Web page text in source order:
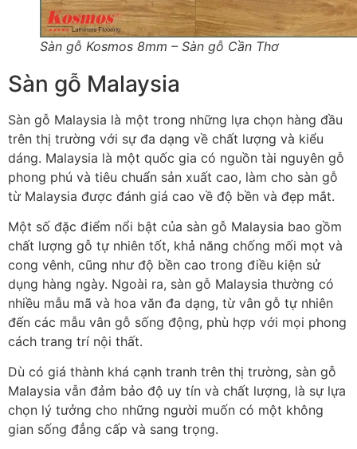
Sàn gỗ Kosmos 8mm – Sàn gỗ Cần Thơ
Sàn gỗ Malaysia
Sàn gỗ Malaysia là một trong những lựa chọn hàng đầu
trên thị trường với sự đa dạng về chất lượng và kiểu
dáng. Malaysia là một quốc gia có nguồn tài nguyên gỗ
phong phú và tiêu chuẩn sản xuất cao, làm cho sàn gỗ
từ Malaysia được đánh giá cao về độ bền và đẹp mắt.
Một số đặc điểm nổi bật của sàn gỗ Malaysia bao gồm
chất lượng gỗ tự nhiên tốt, khả năng chống mối mọt và
cong vênh, cũng như độ bền cao trong điều kiện sử
dụng hàng ngày. Ngoài ra, sàn gỗ Malaysia thường có
nhiều mẫu mã và hoa văn đa dạng, từ vân gỗ tự nhiên
đến các mẫu vân gỗ sống động, phù hợp với mọi phong
cách trang trí nội thất.
Dù có giá thành khá cạnh tranh trên thị trường, sàn gỗ
Malaysia vẫn đảm bảo độ uy tín và chất lượng, là sự lựa
chọn lý tưởng cho những người muốn có một không
gian sống đẳng cấp và sang trọng.